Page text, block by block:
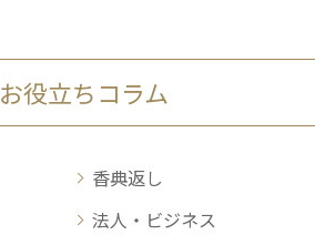
お役立ちコラム
香典返し
法人・ビジネス